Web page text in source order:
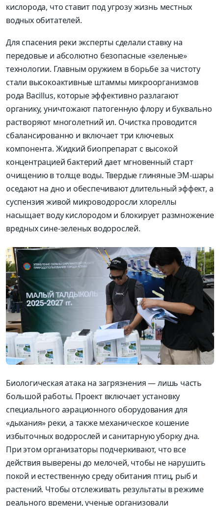
кислорода, что ставит под угрозу жизнь местных
водных обитателей.
Для спасения реки эксперты сделали ставку на
передовые и абсолютно безопасные «зеленые»
технологии. Главным оружием в борьбе за чистоту
стали высокоактивные штаммы микроорганизмов
рода Bacillus, которые эффективно разлагают
органику, уничтожают патогенную флору и буквально
растворяют многолетний ил. Очистка проводится
сбалансированно и включает три ключевых
компонента. Жидкий биопрепарат с высокой
концентрацией бактерий дает мгновенный старт
очищению в толще воды. Твердые глиняные ЭМ-шары
оседают на дно и обеспечивают длительный эффект, а
суспензия живой микроводоросли хлореллы
насыщает воду кислородом и блокирует размножение
вредных сине-зеленых водорослей.
Биологическая атака на загрязнения — лишь часть
большой работы. Проект включает установку
специального аэрационного оборудования для
«дыхания» реки, а также механическое кошение
избыточных водорослей и санитарную уборку дна.
При этом организаторы подчеркивают, что все
действия выверены до мелочей, чтобы не нарушить
покой и естественную среду обитания птиц, рыб и
растений. Чтобы отслеживать результаты в режиме
реального времени, ученые организовали